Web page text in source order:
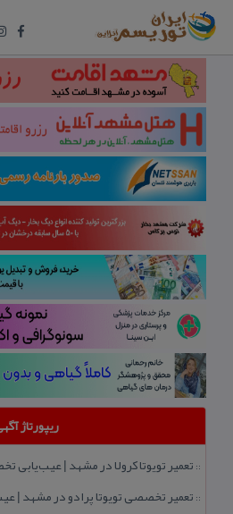
ریپورتاژ
:: تعمیر تویوتا كرولا در مشهد | عیب‌یابی
:: تعمیر تخصصی تویوتا پرادو در مشهد |